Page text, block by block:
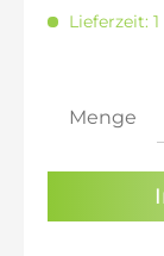
Sie
Kenntnis
inkl. 16%
inkl. 20%
inkl. 21%
inkl. 22%
Lieferzeit:
Menge